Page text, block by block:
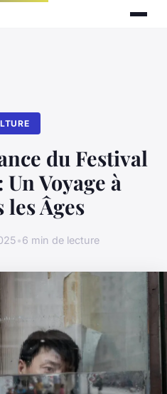
du Festival
Voyage à
Âges
•6 min de lecture